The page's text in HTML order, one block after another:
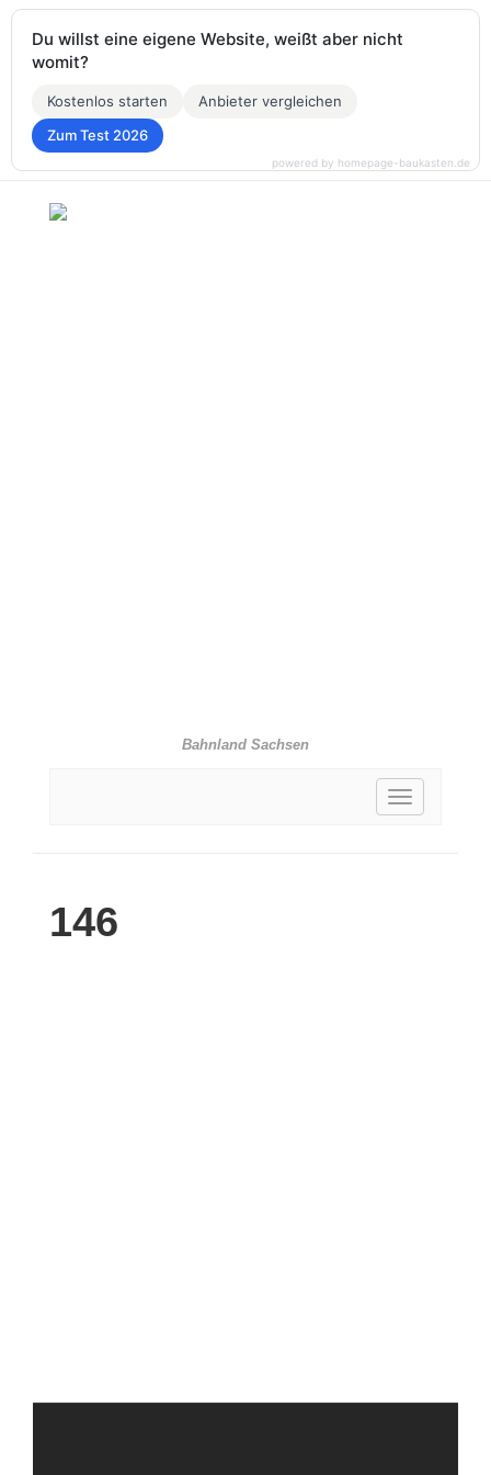
Bahnland Sachsen
Toggle
146
Du willst eine eigene Website, weißt aber nicht
womit?
Kostenlos starten
Anbieter vergleichen
Zum Test 2026
powered by homepage-baukasten.de